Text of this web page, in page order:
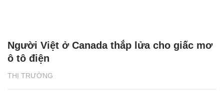
THỊ TRƯỜNG
Người Việt ở Canada thắp lửa cho giấc mơ
ô tô điện